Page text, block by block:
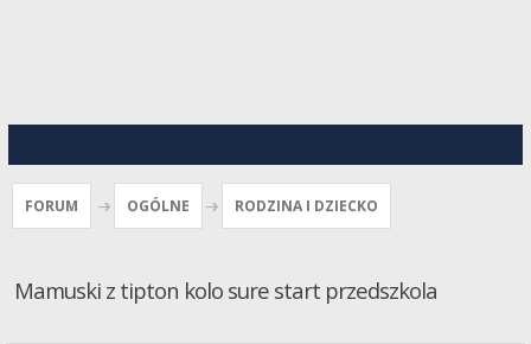
FORUM OGÓLNE RODZINA I DZIECKO
Mamuski z tipton kolo sure start przedszkola